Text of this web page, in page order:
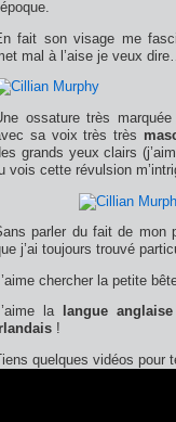
fait son visage me
mal à l’aise je veux dire…
ossature très
sa voix très très
grands yeux clairs
vois cette révulsion
parler du fait de mon
j’ai toujours trouvé
chercher la petite
la langue anglaise
!
quelques vidéos pour